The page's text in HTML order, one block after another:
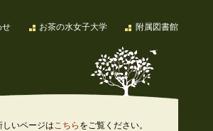
附属図書館
お茶の水女子大学
せ
しいページはこちら をご覧ください。